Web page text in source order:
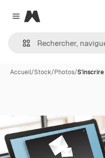
Close menu
Magnific
Accueil/Stock/Photos/